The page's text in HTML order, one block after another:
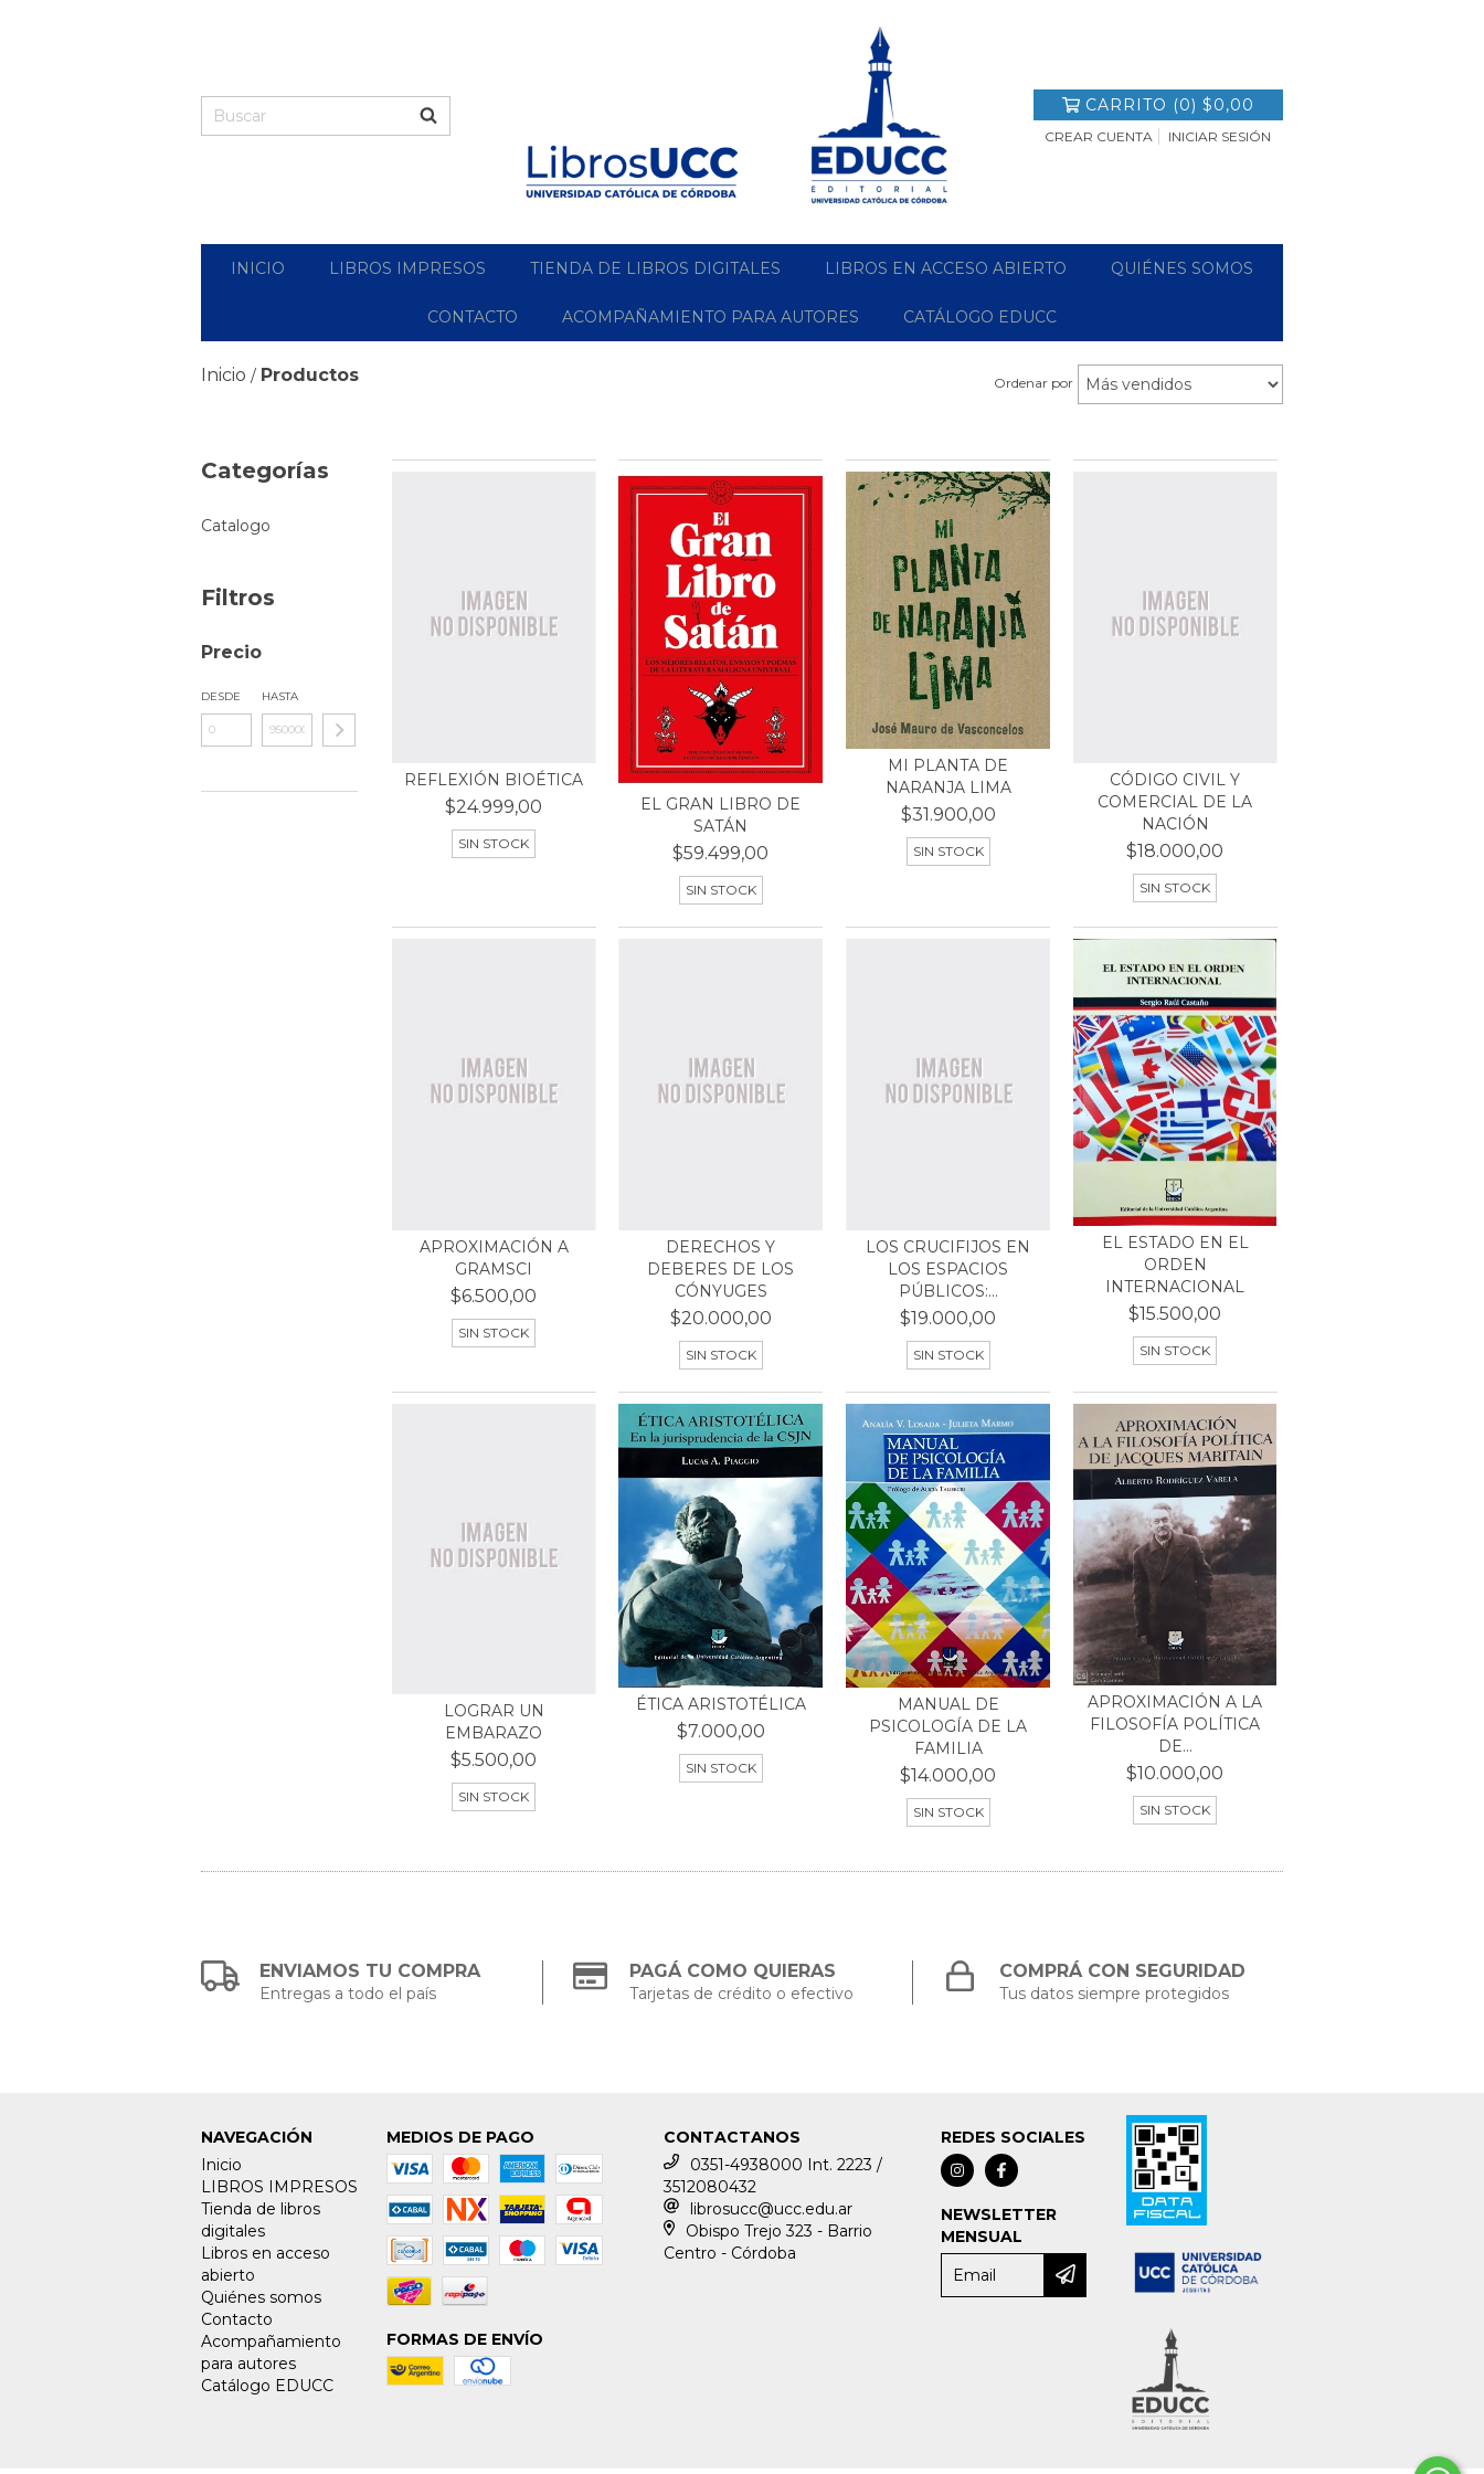
CARRITO (0) $0,00
CREAR CUENTA INICIAR SESIÓN
INICIO LIBROS IMPRESOS TIENDA DE LIBROS DIGITALES LIBROS EN ACCESO ABIERTO QUIÉNES SOMOS
CONTACTO ACOMPAÑAMIENTO PARA AUTORES CATÁLOGO EDUCC
Inicio / Productos Ordenar por
Categorías
Catalogo
Filtros
Precio
DESDE HASTA
REFLEXIÓN BIOÉTICA
$24.999,00
SIN STOCK
EL GRAN LIBRO DE
SATÁN
$59.499,00
SIN STOCK
MI PLANTA DE
NARANJA LIMA
$31.900,00
SIN STOCK
CÓDIGO CIVIL Y
COMERCIAL DE LA
NACIÓN
$18.000,00
SIN STOCK
APROXIMACIÓN A
GRAMSCI
$6.500,00
SIN STOCK
DERECHOS Y
DEBERES DE LOS
CÓNYUGES
$20.000,00
SIN STOCK
LOS CRUCIFIJOS EN
LOS ESPACIOS
PÚBLICOS:...
$19.000,00
SIN STOCK
EL ESTADO EN EL
ORDEN
INTERNACIONAL
$15.500,00
SIN STOCK
LOGRAR UN
EMBARAZO
$5.500,00
SIN STOCK
ÉTICA ARISTOTÉLICA
$7.000,00
SIN STOCK
MANUAL DE
PSICOLOGÍA DE LA
FAMILIA
$14.000,00
SIN STOCK
APROXIMACIÓN A LA
FILOSOFÍA POLÍTICA
DE...
$10.000,00
SIN STOCK
ENVIAMOS TU COMPRA
Entregas a todo el país
PAGÁ COMO QUIERAS
Tarjetas de crédito o efectivo
COMPRÁ CON SEGURIDAD
Tus datos siempre protegidos
NAVEGACIÓN
Inicio
LIBROS IMPRESOS
Tienda de libros
digitales
Libros en acceso
abierto
Quiénes somos
Contacto
Acompañamiento
para autores
Catálogo EDUCC
MEDIOS DE PAGO
FORMAS DE ENVÍO
CONTACTANOS
0351-4938000 Int. 2223 /
3512080432
librosucc@ucc.edu.ar
Obispo Trejo 323 - Barrio
Centro - Córdoba
REDES SOCIALES
NEWSLETTER
MENSUAL